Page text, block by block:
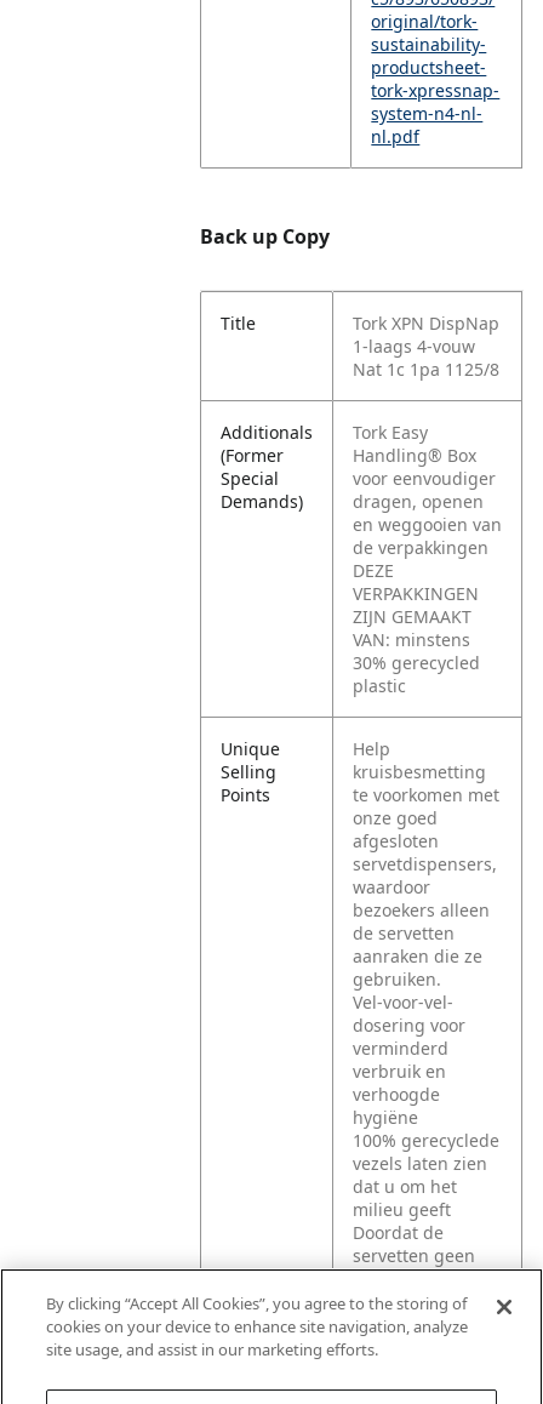
original/tork-
sustainability-
productsheet-
tork-xpressnap-
system-n4-nl-
nl.pdf
Back up Copy
Title
Tork XPN DispNap
1-laags 4-vouw
Nat 1c 1pa 1125/8
Additionals
(Former
Special
Demands)
Tork Easy
Handling® Box
voor eenvoudiger
dragen, openen
en weggooien van
de verpakkingen
DEZE
VERPAKKINGEN
ZIJN GEMAAKT
VAN: minstens
30% gerecycled
plastic
Unique
Selling
Points
Help
kruisbesmetting
te voorkomen met
onze goed
afgesloten
servetdispensers,
waardoor
bezoekers alleen
de servetten
aanraken die ze
gebruiken.
Vel-voor-vel-
dosering voor
verminderd
verbruik en
verhoogde
hygiëne
100% gerecyclede
vezels laten zien
dat u om het
milieu geeft
Doordat de
servetten geen
bleekmiddel of
toegevoegde
kleurstoffen
bevatten, is de
By clicking “Accept All Cookies”, you agree to the storing of
cookies on your device to enhance site navigation, analyze
site usage, and assist in our marketing efforts.